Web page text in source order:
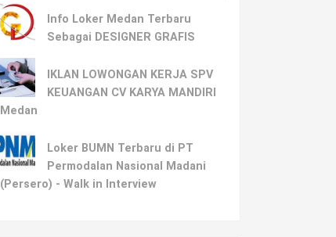
Info Loker Medan Terbaru
Sebagai DESIGNER GRAFIS
IKLAN LOWONGAN KERJA SPV
KEUANGAN CV KARYA MANDIRI
Medan
Loker BUMN Terbaru di PT
Permodalan Nasional Madani
(Persero) - Walk in Interview